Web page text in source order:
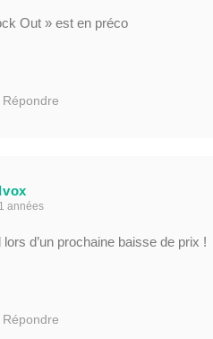
Out » est en préco
Répondre
années
d’un prochaine baisse de prix !
Répondre